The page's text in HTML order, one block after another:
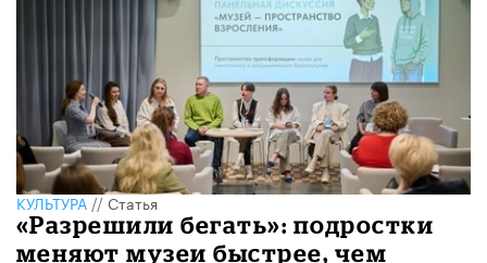
КУЛЬТУРА//Статья
«Разрешили бегать»: подростки
меняют музеи быстрее, чем